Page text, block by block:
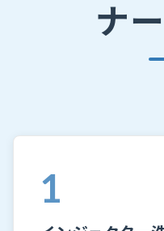
ナ
1